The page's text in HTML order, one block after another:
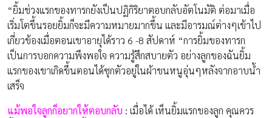
“ยิ้มช่วงแรกของทารกยังเป็นปฏิกิริยาตอบกลับอัตโนมัติ ต่อมาเมื่อ
เริ่มโตขึ้นรอยยิ้มก็จะมีความหมายมากขึ้น และมีอารมณ์ต่างๆเข้าไป
เกี่ยวข้องเมื่อตอนเขาอายุได้ราว 6 -8 สัปดาห์ “การยิ้มของทารก
เป็นการบอกความพึงพอใจ ความรู้สึกสบายตัว อย่างลูกของฉันยิ้ม
แรกของเขาเกิดขึ้นตอนได้ซุกตัวอยู่ในผ้าขนหนูอุ่นๆหลังจากอาบน้ำ
เสร็จ
แม้พอใจลูกก็อยากให้ตอบกลับ : เมื่อได้ เห็นยิ้มแรกของลูก คุณควร